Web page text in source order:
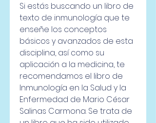
Si estás buscando un libro de
texto de inmunología que te
enseñe los conceptos
básicos y avanzados de esta
disciplina, así como su
aplicación a la medicina, te
recomendamos el libro de
Inmunología en la Salud y la
Enfermedad de Mario César
Salinas Carmona. Se trata de